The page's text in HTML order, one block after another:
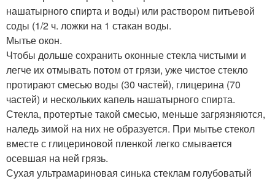
нашатырного спирта и воды) или раствором питьевой
соды (1/2 ч. ложки на 1 стакан воды.
Мытье окон.
Чтобы дольше сохранить оконные стекла чистыми и
легче их отмывать потом от грязи, уже чистое стекло
протирают смесью воды (30 частей), глицерина (70
частей) и нескольких капель нашатырного спирта.
Стекла, протертые такой смесью, меньше загрязняются,
наледь зимой на них не образуется. При мытье стекол
вместе с глицериновой пленкой легко смывается
осевшая на ней грязь.
Сухая ультрамариновая синька стеклам голубоватый